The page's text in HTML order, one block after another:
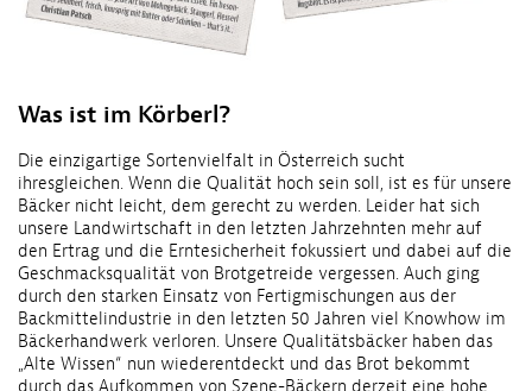
Was ist im Körberl?
Die einzigartige Sortenvielfalt in Österreich sucht
ihresgleichen. Wenn die Qualität hoch sein soll, ist es für unsere
Bäcker nicht leicht, dem gerecht zu werden. Leider hat sich
unsere Landwirtschaft in den letzten Jahrzehnten mehr auf
den Ertrag und die Erntesicherheit fokussiert und dabei auf die
Geschmacksqualität von Brotgetreide vergessen. Auch ging
durch den starken Einsatz von Fertigmischungen aus der
Backmittelindustrie in den letzten 50 Jahren viel Knowhow im
Bäckerhandwerk verloren. Unsere Qualitätsbäcker haben das
„Alte Wissen“ nun wiederentdeckt und das Brot bekommt